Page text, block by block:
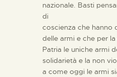
nazionale. Basti
di
coscienza che hanno
delle armi e che per
Patria le uniche armi
solidarietà e la non
a come oggi le armi